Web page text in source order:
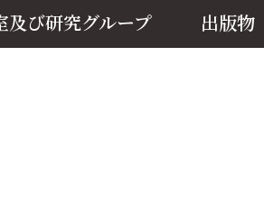
及び研究グループ 出版物